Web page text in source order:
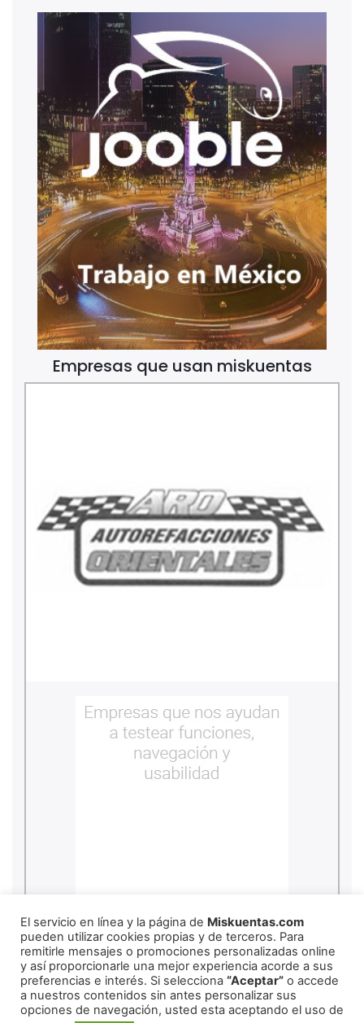
Empresas que usan miskuentas
copyrightmiskuentas2026
Redes Sociales
El servicio en línea y la página de Miskuentas.com
pueden utilizar cookies propias y de terceros. Para
remitirle mensajes o promociones personalizadas online
y así proporcionarle una mejor experiencia acorde a sus
preferencias e interés. Si selecciona “Aceptar” o accede
a nuestros contenidos sin antes personalizar sus
opciones de navegación, usted esta aceptando el uso de